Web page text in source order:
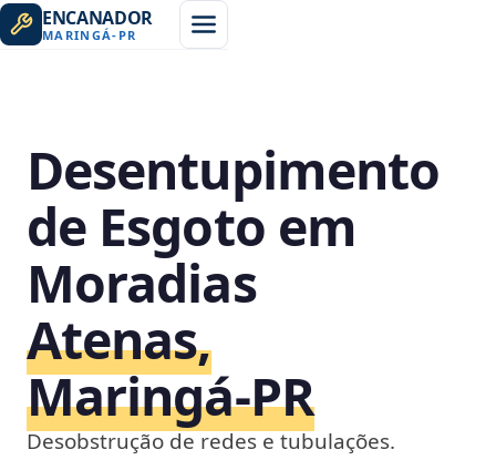
ENCANADOR
MARINGÁ- PR
Desentupimento
de Esgoto em
Moradias
Atenas,
Maringá‑PR
Desobstrução de redes e tubulações.